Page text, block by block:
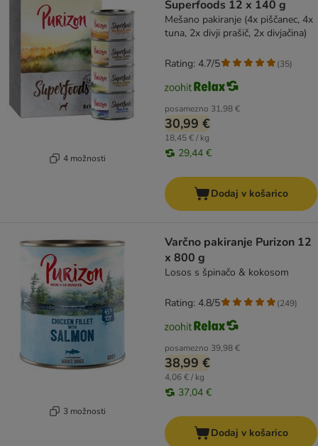
4 možnosti
Superfoods 12 x 140 g
Mešano pakiranje (4x piščanec, 4x
tuna, 2x divji prašič, 2x divjačina)
posamezno 31,98 €
30,99 €
18,45 € / kg
29,44 €
Rating: 4.7/5 (35)
Dodaj v košarico
3 možnosti
Varčno pakiranje Purizon 12
x 800 g
Losos s špinačo & kokosom
posamezno 39,98 €
38,99 €
4,06 € / kg
37,04 €
Rating: 4.8/5 (249)
Dodaj v košarico